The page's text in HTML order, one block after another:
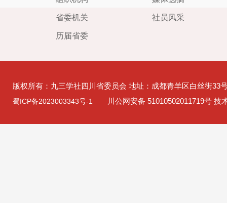
省委机关
历届省委
社员风采
版权所有：九三学社四川省委员会 地址：成都青羊区白丝街33
蜀ICP备2023003343号-1 川公网安备 51010502011719号 技